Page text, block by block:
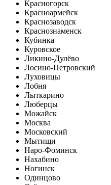
Красногорск
Красноармейск
Краснозаводск
Краснознаменск
Кубинка
Куровское
Ликино-Дулёво
Лосино-Петровский
Луховицы
Лобня
Лыткарино
Люберцы
Можайск
Москва
Московский
Мытищи
Наро-Фоминск
Нахабино
Ногинск
Одинцово